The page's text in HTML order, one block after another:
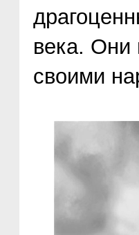
века. Они
своими